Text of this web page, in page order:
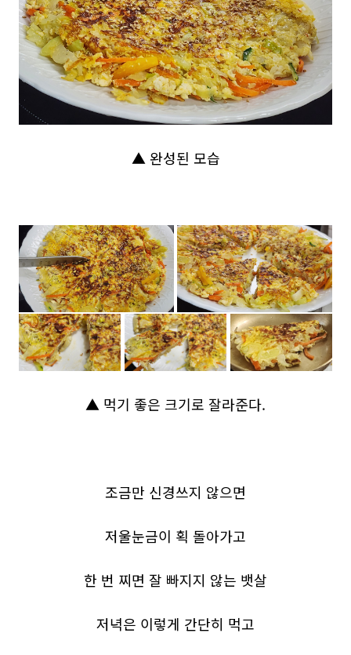
▲ 완성된 모습
▲ 먹기 좋은 크기로 잘라준다.
조금만 신경쓰지 않으면
저울눈금이 획 돌아가고
한 번 찌면 잘 빠지지 않는 뱃살
저녁은 이렇게 간단히 먹고